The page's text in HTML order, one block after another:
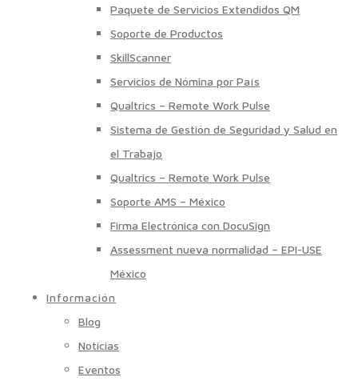
Paquete de Servicios Extendidos QM
Soporte de Productos
SkillScanner
Servicios de Nómina por País
Qualtrics – Remote Work Pulse
Sistema de Gestión de Seguridad y Salud en
el Trabajo
Qualtrics – Remote Work Pulse
Soporte AMS – México
Firma Electrónica con DocuSign
Assessment nueva normalidad – EPI-USE
México
Información
Blog
Noticias
Eventos